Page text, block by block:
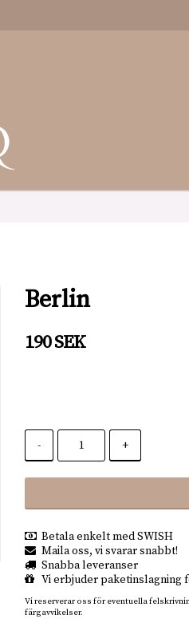
Berlin
190 SEK
- +
Betala enkelt med SWISH
Maila oss, vi svarar snabbt!
Snabba leveranser
Vi erbjuder paketinslagning
Vi reserverar oss för eventuella
färgavvikelser.